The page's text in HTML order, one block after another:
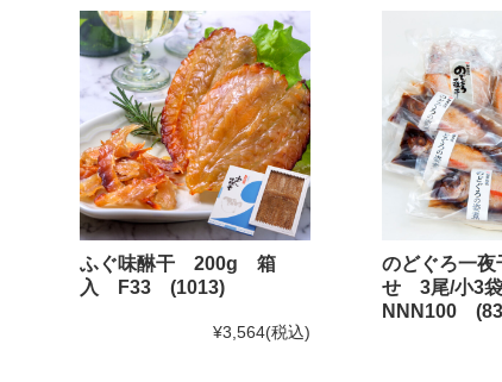
ふぐ味醂干 200g 箱
入 F33 (1013)
¥3,564(税込)
のどぐろ一夜
せ 3尾/小3
NNN100